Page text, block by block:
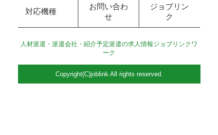
対応機種
お問い合わ
せ
ジョブリン
ク
人材派遣・派遣会社・紹介予定派遣の求人情報ジョブリンクワ
ーク
Copyright(C)joblink All rights reserved.